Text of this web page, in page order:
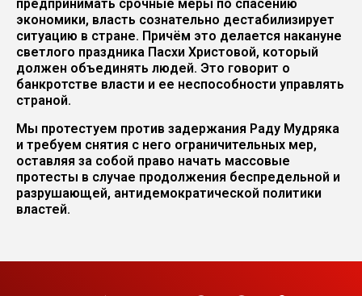
предпринимать срочные меры по спасению
экономики, власть сознательно дестабилизирует
ситуацию в стране. Причём это делается накануне
светлого праздника Пасхи Христовой, который
должен объединять людей. Это говорит о
банкротстве власти и ее неспособности управлять
страной.
Мы протестуем против задержания Раду Мудряка
и требуем снятия с него ограничительных мер,
оставляя за собой право начать массовые
протесты в случае продолжения беспредельной и
разрушающей, антидемократической политики
властей.